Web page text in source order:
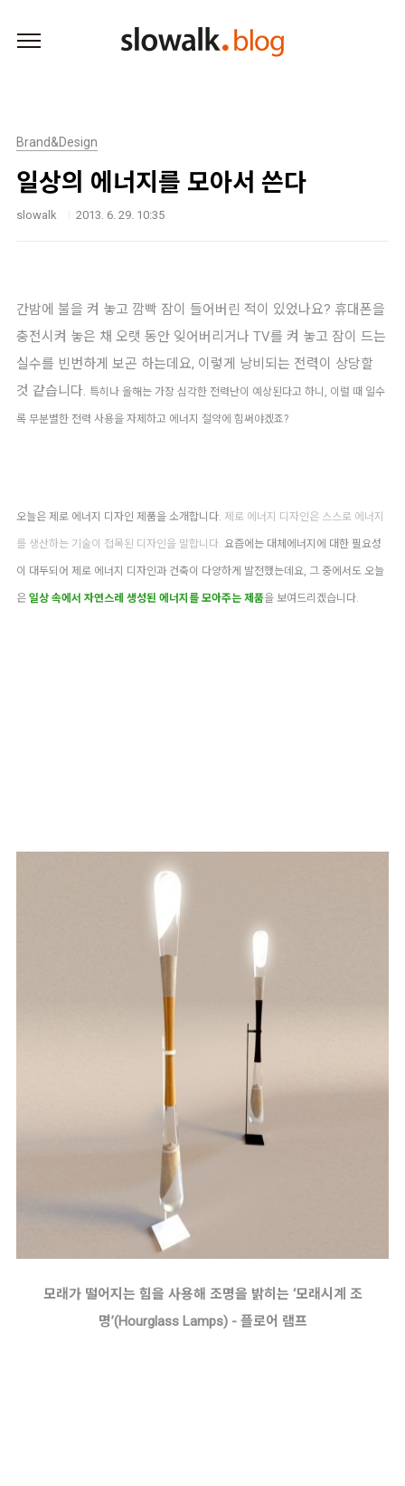
Brand&Design
일상의 에너지를 모아서 쓴다
slowalk 2013. 6. 29. 10:35
간밤에 불을 켜 놓고 깜빡 잠이 들어버린 적이 있었나요? 휴대폰을
충전시켜 놓은 채 오랫 동안 잊어버리거나 TV를 켜 놓고 잠이 드는
실수를 빈번하게 보곤 하는데요, 이렇게 낭비되는 전력이 상당할
것 같습니다. 특히나 올해는 가장 심각한 전력난이 예상된다고 하니, 이럴 때 일수
록 무분별한 전력 사용을 자제하고 에너지 절약에 힘써야겠죠?
오늘은 제로 에너지 디자인 제품을 소개합니다. 제로 에너지 디자인은 스스로 에너지
를 생산하는 기술이 접목된 디자인을 말합니다. 요즘에는 대체에너지에 대한 필요성
이 대두되어 제로 에너지 디자인과 건축이 다양하게 발전했는데요, 그 중에서도 오늘
은 일상 속에서 자연스레 생성된 에너지를 모아주는 제품을 보여드리겠습니다.
모래가 떨어지는 힘을 사용해 조명을 밝히는 ‘모래시계 조
명’(Hourglass Lamps) - 플로어 램프